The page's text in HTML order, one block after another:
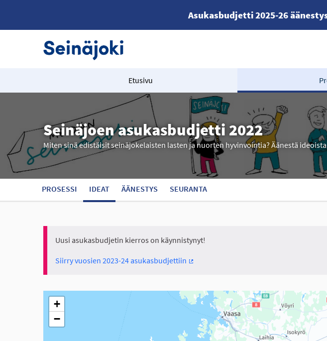
Asukasbudjetti 2025-26
Etusivu
Seinäjoen asukasbudjetti 2022
Miten sinä edistäisit seinäjokelaisten lasten ja nuorten hyvinvointia? Äänestä
PROSESSI IDEAT ÄÄNESTYS SEURANTA
Uusi asukasbudjetin kierros on käynnistynyt!
Siirry vuosien 2023-24 asukasbudjettiin
Seuraavassa elementissä on kartta, joka esittää tämän sivun tietueet
+
−